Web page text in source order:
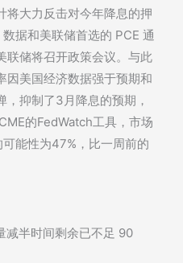
将大力反击对今年降息的押
据和美联储首选的 PCE 通
联储将召开政策会议。与此
因美国经济数据强于预期和
，抑制了3月降息的预期，
的FedWatch工具，市场
能性为47%，比一周前的
减半时间剩余已不足 90